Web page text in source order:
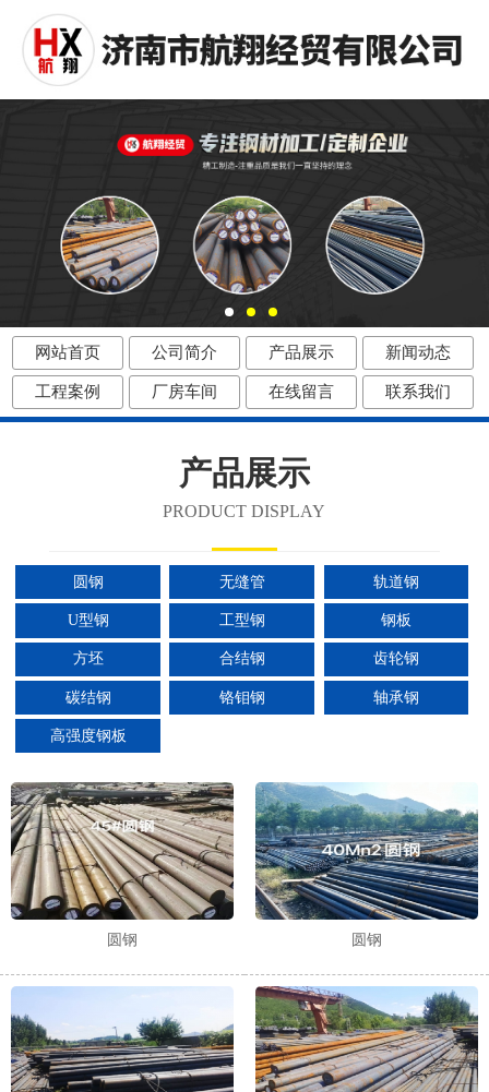
1 3
网站首页 公司简介 产品展示 新闻动态
工程案例 厂房车间 在线留言 联系我们
产品展示
PRODUCT DISPLAY
圆钢 无缝管 轨道钢
U型钢 工型钢 钢板
方坯 合结钢 齿轮钢
碳结钢 铬钼钢 轴承钢
高强度钢板
圆钢 圆钢